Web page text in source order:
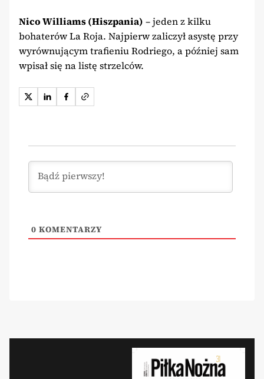
Nico Williams (Hiszpania) – jeden z kilku
bohaterów La Roja. Najpierw zaliczył asystę przy
wyrównującym trafieniu Rodriego, a później sam
wpisał się na listę strzelców.
0 KOMENTARZY